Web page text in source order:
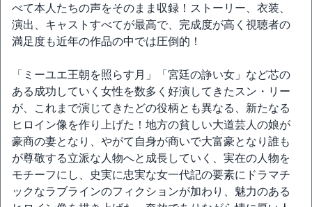
べて本人たちの声をそのまま収録！ストーリー、衣装、
演出、キャストすべてが最高で、完成度が高く視聴者の
満足度も近年の作品の中では圧倒的！
「ミーユエ王朝を照らす月」「宮廷の諍い女」など芯の
ある成功していく女性を数多く好演してきたスン・リー
が、これまで演じてきたどの役柄とも異なる、新たなる
ヒロイン像を作り上げた！地方の貧しい大道芸人の娘が
豪商の妻となり、やがて自身が商いで大富豪となり誰も
が尊敬する立派な人物へと成長していく、実在の人物を
モチーフにし、史実に忠実な女一代記の要素にドラマチ
ックなラブラインのフィクションが加わり、魅力のある